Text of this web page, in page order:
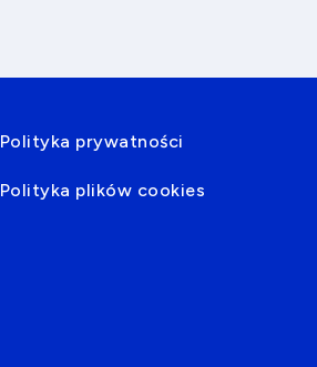
Polityka prywatności
Polityka plików cookies